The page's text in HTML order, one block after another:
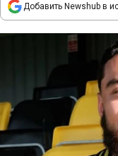
Добавить Newshub в